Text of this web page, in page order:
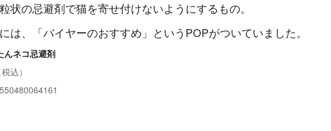
状の忌避剤で猫を寄せ付けないようにするもの。
は、「バイヤーのおすすめ」というPOPがついていました。
んネコ忌避剤
込）